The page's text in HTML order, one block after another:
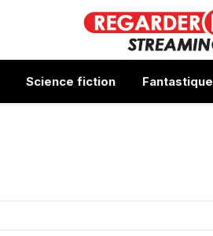
Science fiction Fantastique